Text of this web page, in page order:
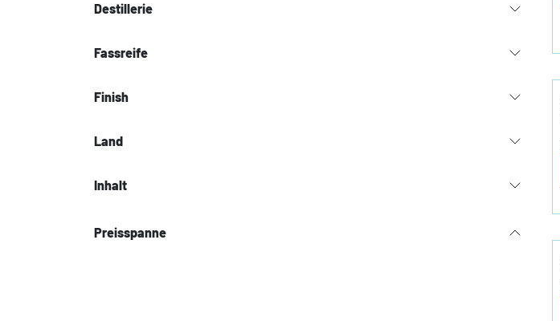
Destillerie
Fassreife
Finish
Land
Inhalt
Preisspanne